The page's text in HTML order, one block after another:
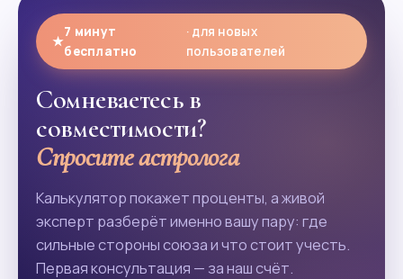
★
7 минут
бесплатно
· для новых
пользователей
Сомневаетесь в
совместимости?
Спросите астролога
Калькулятор покажет проценты, а живой
эксперт разберёт именно вашу пару: где
сильные стороны союза и что стоит учесть.
Первая консультация — за наш счёт.